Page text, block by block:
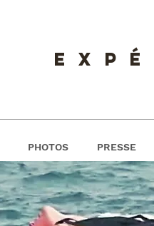
PHOTOS PRESSE